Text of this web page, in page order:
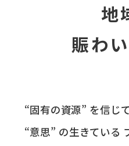
地
賑わ
“固有の​資源” を​信じ
“意思” の​生きている